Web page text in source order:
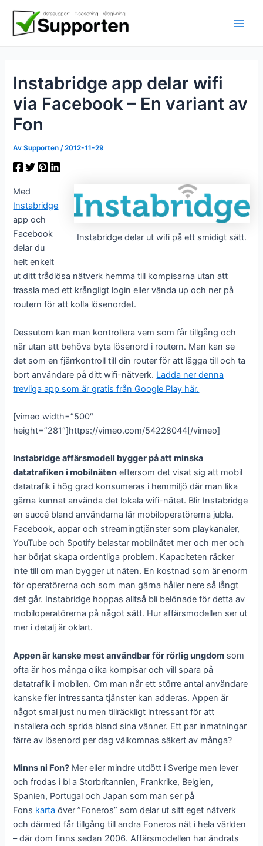
innehåll
Instabridge app delar wifi
via Facebook – En variant av
Fon
AvSupporten /2012-11-29
Instabridge delar ut wifi på ett smidigt sätt.
Med
Instabridge
app och
Facebook
delar du
helt enkelt
ut ditt trådlösa nätverk hemma till kompisarna utan att
trassla med ett krångligt login eller vända up och ner på
routern för att kolla lösenordet.
Dessutom kan man kontrollera vem som får tillgång och
när utan att behöva byta lösenord i routern. Man kan se
det som en fjärrkontroll till din router för att lägga till och ta
bort användare på ditt wifi-nätverk. Ladda ner denna
trevliga app som är gratis från Google Play här.
[vimeo width=”500″
height=”281″]https://vimeo.com/54228044[/vimeo]
Instabridge affärsmodell bygger på att minska
datatrafiken i mobilnäten eftersom det visat sig att mobil
datatrafik i hög grad konsumeras i hemmiljö där man lika
gärna kunnat använda det lokala wifi-nätet. Blir Instabridge
en succé bland användarna lär mobiloperatörerna jubla.
Facebook, appar och streamingtjänster som playkanaler,
YouTube och Spotify belastar mobilnätet mer och mer och
har börjat skapa ordentliga problem. Kapaciteten räcker
inte till om man bygger ut näten. En kostnad som är enorm
för operatörerna och som man gärna håller nere så långt
det går. Instabridge hoppas alltså bli belönade för detta av
mobiloperatörerna på något sätt. Hur affärsmodellen ser ut
mer i detalj är oklart.
Appen är kanske mest användbar för rörlig ungdom som
ofta är hos många olika kompisar och vill spara på
datatrafik i mobilen. Om man når ett större antal användare
kanske fler intressanta tjänster kan adderas. Appen är
något smal just nu men tillräckligt intressant för att
installera och sprida bland sina vänner. Ett par inmatningar
färre av lösenord per dag välkomnas säkert av många?
Minns ni Fon? Mer eller mindre utdött i Sverige men lever
och frodas i bl a Storbritannien, Frankrike, Belgien,
Spanien, Portugal och Japan som man ser på
Fons karta över ”Foneros” som delar ut sitt eget nätverk
och därmed får tillgång till andra Foneros nät i hela världen
– där dom finns sedan 2006. Affärsmodellen har ändrats